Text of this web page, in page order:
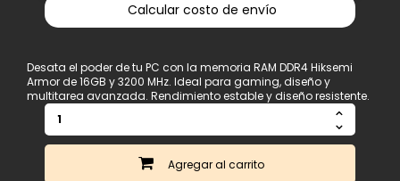
Calcular costo de envío
Desata el poder de tu PC con la memoria RAM DDR4 Hiksemi
Armor de 16GB y 3200 MHz. Ideal para gaming, diseño y
multitarea avanzada. Rendimiento estable y diseño resistente.
Agregar